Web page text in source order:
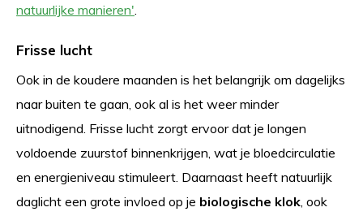
natuurlijke manieren'
Frisse lucht
Ook in de koudere maanden is het belangrijk om dagelijks
naar buiten te gaan, ook al is het weer minder
uitnodigend. Frisse lucht zorgt ervoor dat je longen
voldoende zuurstof binnenkrijgen, wat je bloedcirculatie
en energieniveau stimuleert. Daarnaast heeft natuurlijk
daglicht een grote invloed op je biologische klok , ook